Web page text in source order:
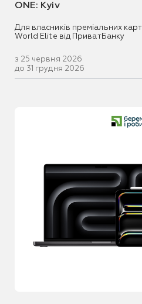
ONE: Kyiv
Для власників преміальних
World Elite від ПриватБанку
з 25 червня 2026
до 31 грудня 2026